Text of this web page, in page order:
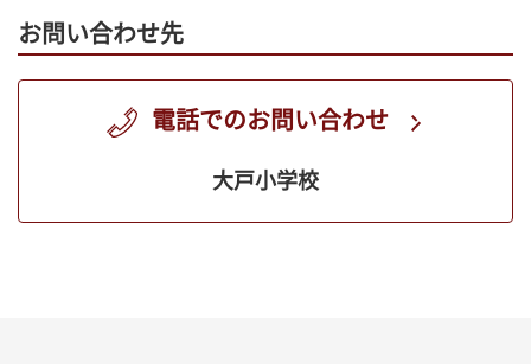
お問い合わせ先
電話でのお問い合わせ
大戸小学校